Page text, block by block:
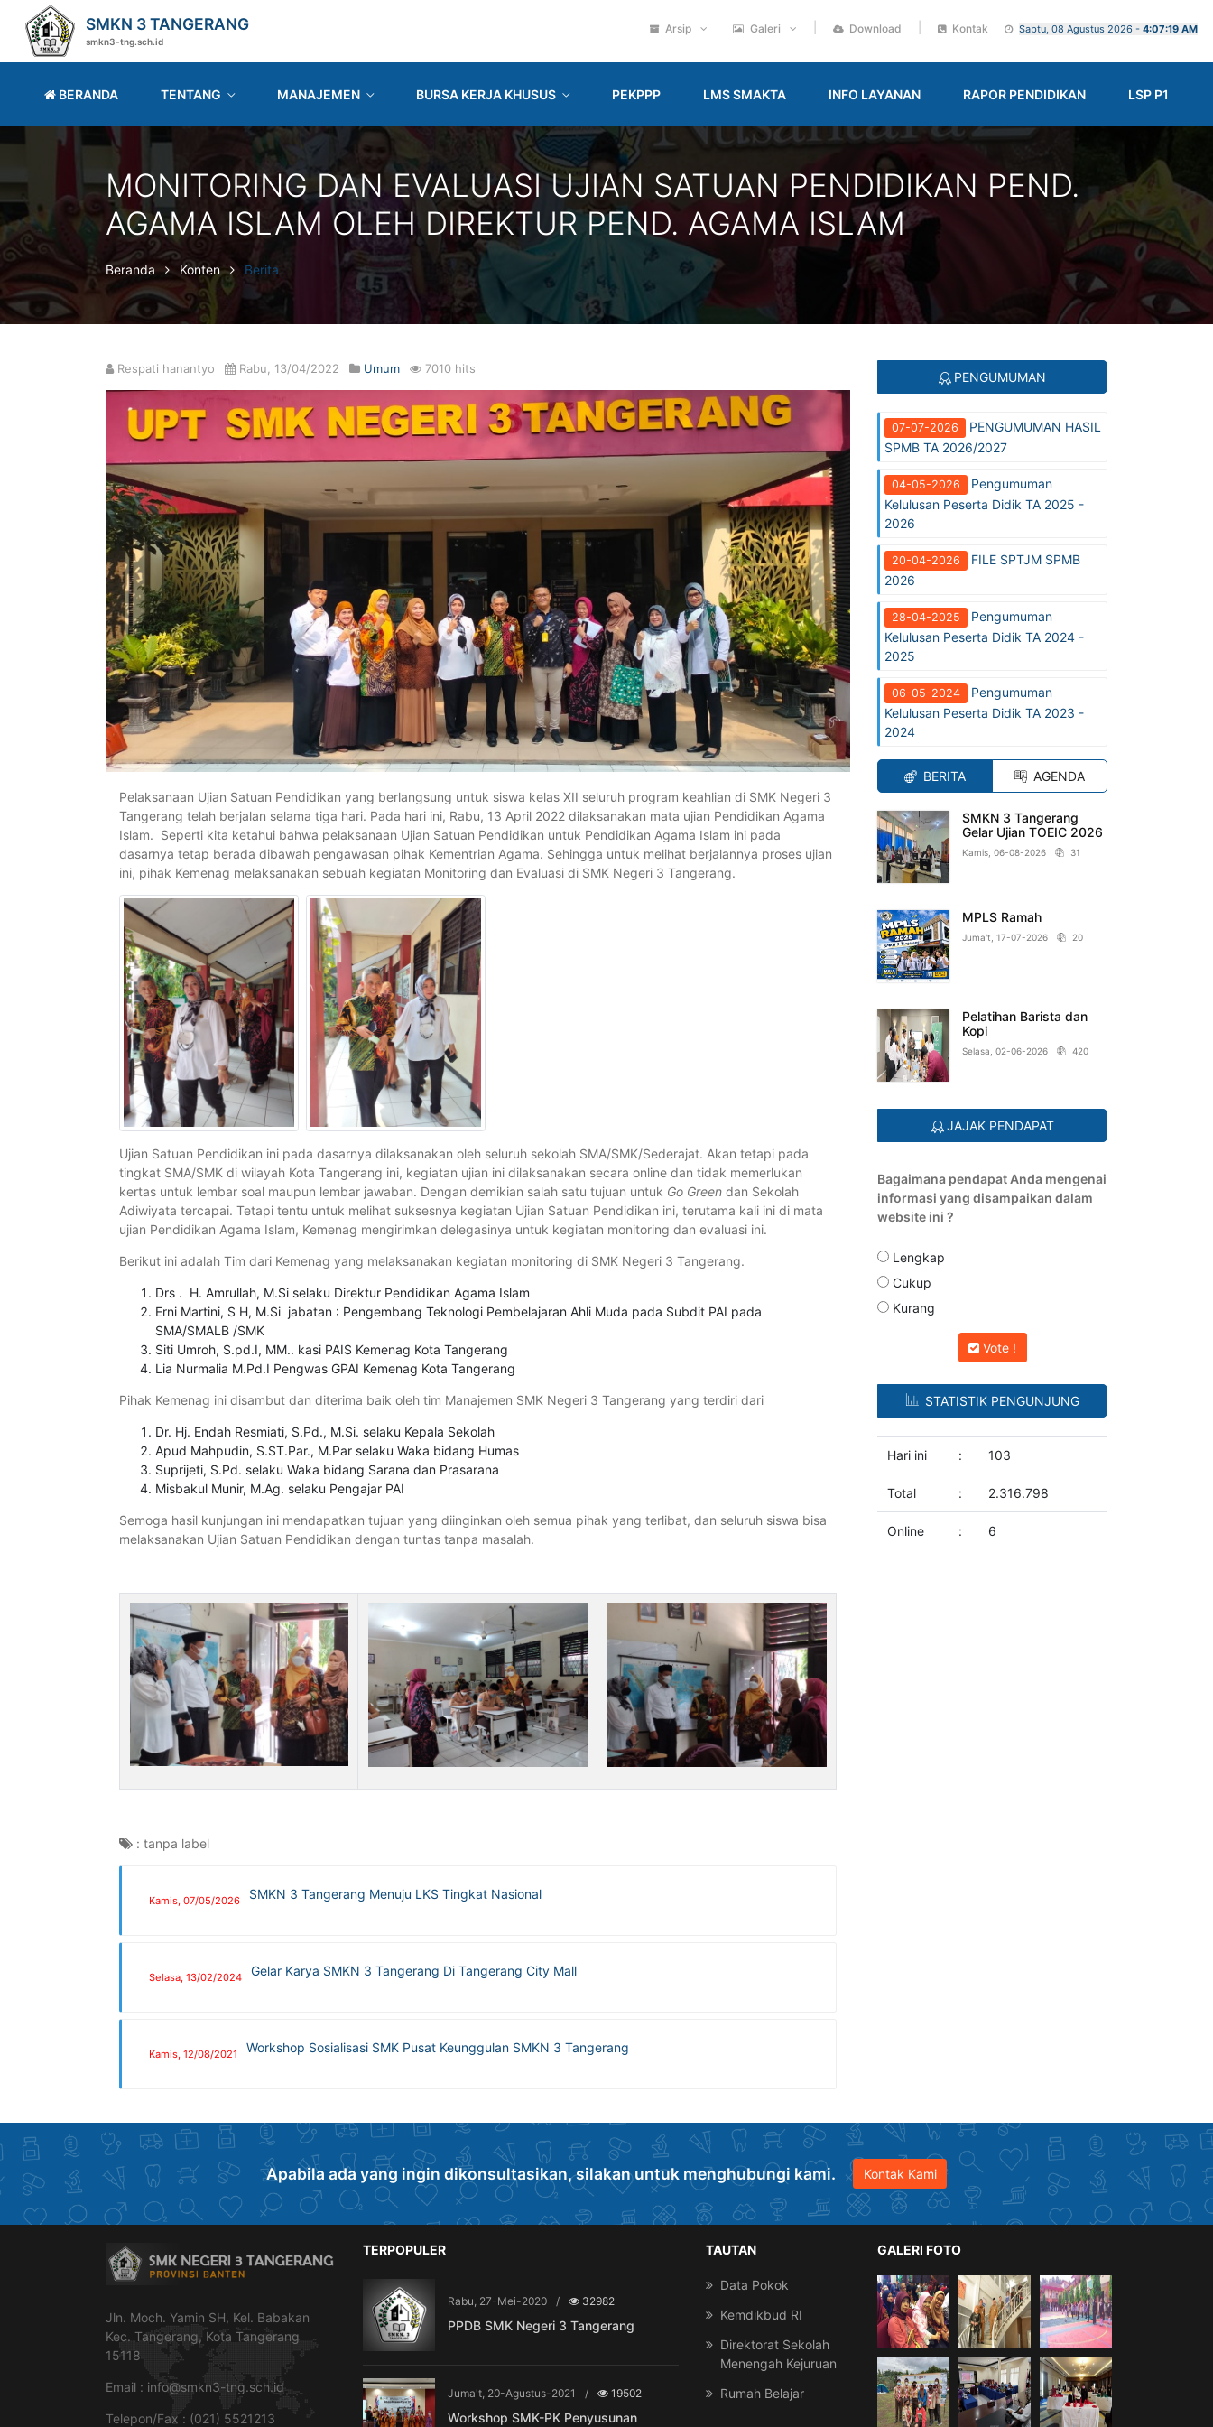
SMKN 3 TANGERANG
smkn3-tng.sch.id
Arsip Galeri Download Kontak Sabtu, 08 Agustus 2026 - 4:07:20 AM
BERANDA TENTANG MANAJEMEN BURSA KERJA KHUSUS PEKPPP LMS SMAKTA INFO LAYANAN RAPOR PENDIDIKAN LSP P1
MONITORING DAN EVALUASI UJIAN SATUAN PENDIDIKAN PEND.
AGAMA ISLAM OLEH DIREKTUR PEND. AGAMA ISLAM
Beranda Konten Berita
Respati hanantyo Rabu, 13/04/2022 Umum 7010 hits
Pelaksanaan Ujian Satuan Pendidikan yang berlangsung untuk siswa kelas XII seluruh program keahlian di SMK Negeri 3
Tangerang telah berjalan selama tiga hari. Pada hari ini, Rabu, 13 April 2022 dilaksanakan mata ujian Pendidikan Agama
Islam. Seperti kita ketahui bahwa pelaksanaan Ujian Satuan Pendidikan untuk Pendidikan Agama Islam ini pada
dasarnya tetap berada dibawah pengawasan pihak Kementrian Agama. Sehingga untuk melihat berjalannya proses ujian
ini, pihak Kemenag melaksanakan sebuah kegiatan Monitoring dan Evaluasi di SMK Negeri 3 Tangerang.
Ujian Satuan Pendidikan ini pada dasarnya dilaksanakan oleh seluruh sekolah SMA/SMK/Sederajat. Akan tetapi pada
tingkat SMA/SMK di wilayah Kota Tangerang ini, kegiatan ujian ini dilaksanakan secara online dan tidak memerlukan
kertas untuk lembar soal maupun lembar jawaban. Dengan demikian salah satu tujuan untuk Go Green dan Sekolah
Adiwiyata tercapai. Tetapi tentu untuk melihat suksesnya kegiatan Ujian Satuan Pendidikan ini, terutama kali ini di mata
ujian Pendidikan Agama Islam, Kemenag mengirimkan delegasinya untuk kegiatan monitoring dan evaluasi ini.
Berikut ini adalah Tim dari Kemenag yang melaksanakan kegiatan monitoring di SMK Negeri 3 Tangerang.
Drs . H. Amrullah, M.Si selaku Direktur Pendidikan Agama Islam
Erni Martini, S H, M.Si jabatan : Pengembang Teknologi Pembelajaran Ahli Muda pada Subdit PAI pada
SMA/SMALB /SMK
Siti Umroh, S.pd.I, MM.. kasi PAIS Kemenag Kota Tangerang
Lia Nurmalia M.Pd.I Pengwas GPAI Kemenag Kota Tangerang
Pihak Kemenag ini disambut dan diterima baik oleh tim Manajemen SMK Negeri 3 Tangerang yang terdiri dari
Dr. Hj. Endah Resmiati, S.Pd., M.Si. selaku Kepala Sekolah
Apud Mahpudin, S.ST.Par., M.Par selaku Waka bidang Humas
Suprijeti, S.Pd. selaku Waka bidang Sarana dan Prasarana
Misbakul Munir, M.Ag. selaku Pengajar PAI
Semoga hasil kunjungan ini mendapatkan tujuan yang diinginkan oleh semua pihak yang terlibat, dan seluruh siswa bisa
melaksanakan Ujian Satuan Pendidikan dengan tuntas tanpa masalah.
: tanpa label
Kamis, 07/05/2026 SMKN 3 Tangerang Menuju LKS Tingkat Nasional
Selasa, 13/02/2024 Gelar Karya SMKN 3 Tangerang Di Tangerang City Mall
Kamis, 12/08/2021 Workshop Sosialisasi SMK Pusat Keunggulan SMKN 3 Tangerang
PENGUMUMAN
07-07-2026
PENGUMUMAN HASIL
SPMB TA 2026/2027
04-05-2026
Pengumuman
Kelulusan Peserta Didik TA 2025 -
2026
20-04-2026
FILE SPTJM SPMB
2026
28-04-2025
Pengumuman
Kelulusan Peserta Didik TA 2024 -
2025
06-05-2024
Pengumuman
Kelulusan Peserta Didik TA 2023 -
2024
BERITA AGENDA
SMKN 3 Tangerang
Gelar Ujian TOEIC 2026
Kamis, 06-08-2026 31
MPLS Ramah
Juma't, 17-07-2026 20
Pelatihan Barista dan
Kopi
Selasa, 02-06-2026 420
JAJAK PENDAPAT
Bagaimana pendapat Anda mengenai
informasi yang disampaikan dalam
website ini ?
Lengkap
Cukup
Kurang
Vote !
STATISTIK PENGUNJUNG
Hari ini : 103
Total : 2.316.798
Online : 6
Apabila ada yang ingin dikonsultasikan, silakan untuk menghubungi kami. Kontak Kami
Jln. Moch. Yamin SH, Kel. Babakan
Kec. Tangerang, Kota Tangerang
15118
Email : info@smkn3-tng.sch.id
Telepon/Fax : (021) 5521213
TERPOPULER
Rabu, 27-Mei-2020 / 32982
PPDB SMK Negeri 3 Tangerang
Juma't, 20-Agustus-2021 / 19502
Workshop SMK-PK Penyusunan
TAUTAN
Data Pokok
Kemdikbud RI
Direktorat Sekolah
Menengah Kejuruan
Rumah Belajar
GALERI FOTO